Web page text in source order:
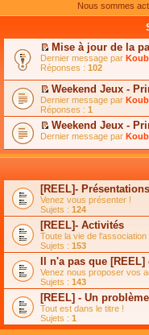
Nous sommes
C
o
n
s
u
l
t
e
r
l
e
s
s
a
g
e
n
o
n
l
u
l
e
p
l
u
s
Mise à jour de la
Dernier message par Koub
Réponses : 102
C
o
n
s
u
t
l
e
m
e
s
s
a
g
e
n
o
n
l
u
l
e
Weekend Jeux -
Dernier message par Koub
Réponses : 1
C
n
l
t
e
r
l
e
m
e
s
s
a
g
e
n
o
n
Weekend Jeux -
Dernier message par Koub
[REEL]- Présentations
Venez vous présenter !
Sujets : 124
[REEL]- Activités
Toute la vie de l'association
Sujets : 153
Il n'a pas que
Venez nous proposer vos
Sujets : 143
[REEL] - Un
Tout est dans le titre !
Sujets : 1